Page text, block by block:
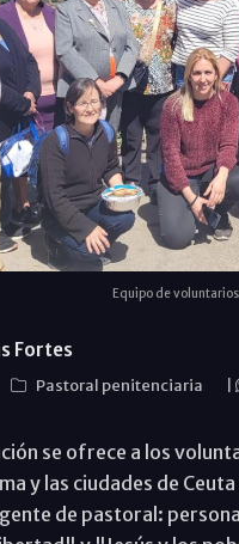
Equipo de
Fortes
Pastoral penitenciaria
se ofrece a los
y las ciudades de
de pastoral: